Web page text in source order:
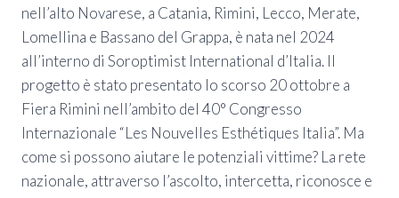
nell’alto Novarese, a Catania, Rimini, Lecco, Merate,
Lomellina e Bassano del Grappa, è nata nel 2024
all’interno di Soroptimist International d’Italia. Il
progetto è stato presentato lo scorso 20 ottobre a
Fiera Rimini nell’ambito del 40° Congresso
Internazionale “Les Nouvelles Esthétiques Italia”. Ma
come si possono aiutare le potenziali vittime? La rete
nazionale, attraverso l’ascolto, intercetta, riconosce e